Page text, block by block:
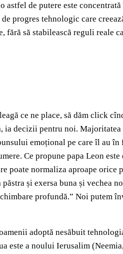
de putere este
progres tehnologic care
fără să stabilească reguli reale
ce ne place, să dăm click
ia decizii pentru noi.
emoțional pe care îl au în
Ce propune papa Leon este
poate normaliza aproape orice
și exersa buna și vechea
profundă.” Noi putem
adoptă nesăbuit
este a noului Ierusalim